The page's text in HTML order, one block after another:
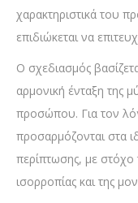
χαρακτηριστικά του
επιδιώκεται να
Ο σχεδιασμός
αρμονική ένταξη της
προσώπου. Για τον
προσαρμόζονται στα
περίπτωσης, με στόχο
ισορροπίας και της